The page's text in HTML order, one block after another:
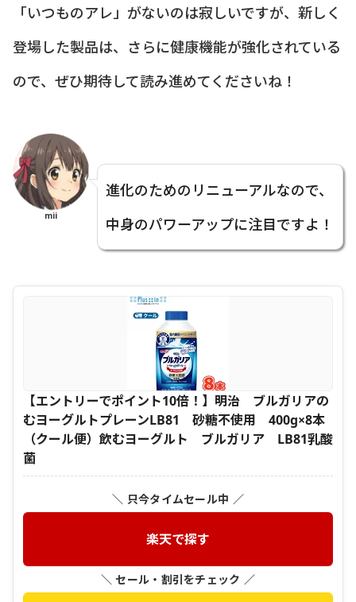
「いつものアレ」がないのは寂しいですが、新しく
登場した製品は、さらに健康機能が強化されている
ので、ぜひ期待して読み進めてくださいね！
mii
進化のためのリニューアルなので、
中身のパワーアップに注目ですよ！
【エントリーでポイント10倍！】明治 ブルガリアの
むヨーグルトプレーンLB81 砂糖不使用 400g×8本
（クール便）飲むヨーグルト ブルガリア LB81乳酸
菌
＼ 只今タイムセール中 ／
楽天で探す
＼ セール・割引をチェック ／